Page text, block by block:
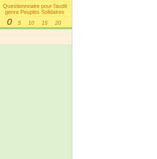
Questionnnaire pour l’audit
genre Peuples Solidaires
0 | 5 | 10 | 15 | 20